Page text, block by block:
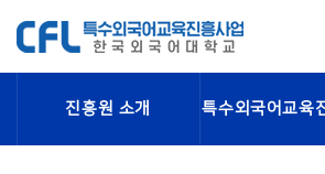
진흥원 소개 특수외국어교육